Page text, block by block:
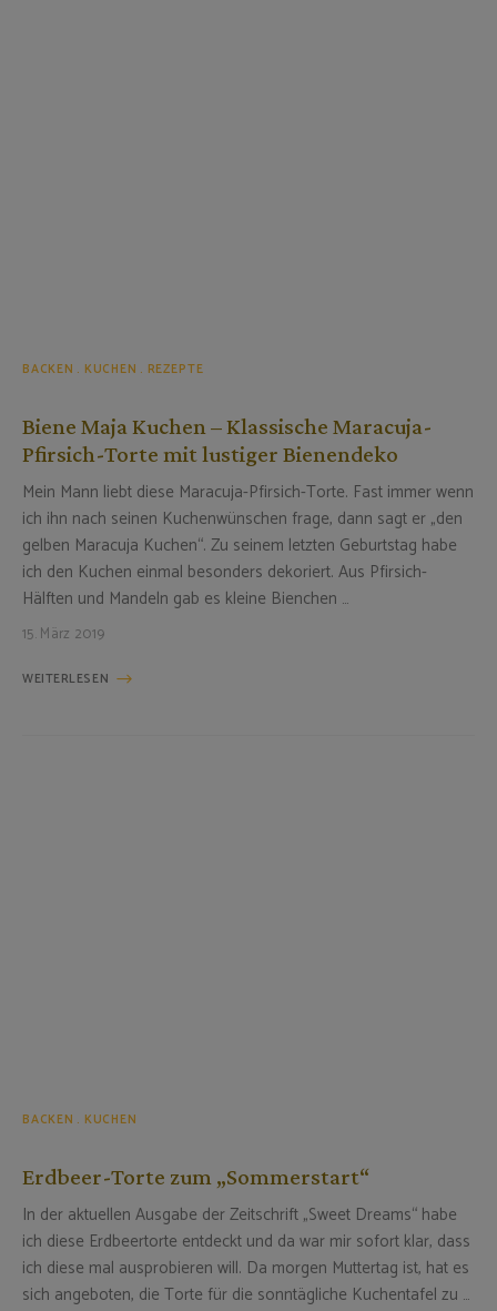
BACKEN KUCHEN REZEPTE
Biene Maja Kuchen – Klassische Maracuja-
Pfirsich-Torte mit lustiger Bienendeko
Mein Mann liebt diese Maracuja-Pfirsich-Torte. Fast immer wenn
ich ihn nach seinen Kuchenwünschen frage, dann sagt er „den
gelben Maracuja Kuchen“. Zu seinem letzten Geburtstag habe
ich den Kuchen einmal besonders dekoriert. Aus Pfirsich-
Hälften und Mandeln gab es kleine Bienchen …
15. März 2019
WEITERLESEN
BACKEN KUCHEN
Erdbeer-Torte zum „Sommerstart“
In der aktuellen Ausgabe der Zeitschrift „Sweet Dreams“ habe
ich diese Erdbeertorte entdeckt und da war mir sofort klar, dass
ich diese mal ausprobieren will. Da morgen Muttertag ist, hat es
sich angeboten, die Torte für die sonntägliche Kuchentafel zu …